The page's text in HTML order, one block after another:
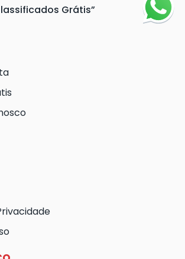
Grátis”